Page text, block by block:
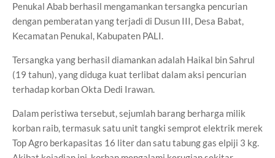
Penukal Abab berhasil mengamankan tersangka pencurian
dengan pemberatan yang terjadi di Dusun III, Desa Babat,
Kecamatan Penukal, Kabupaten PALI.
Tersangka yang berhasil diamankan adalah Haikal bin Sahrul
(19 tahun), yang diduga kuat terlibat dalam aksi pencurian
terhadap korban Okta Dedi Irawan.
Dalam peristiwa tersebut, sejumlah barang berharga milik
korban raib, termasuk satu unit tangki semprot elektrik merek
Top Agro berkapasitas 16 liter dan satu tabung gas elpiji 3 kg.